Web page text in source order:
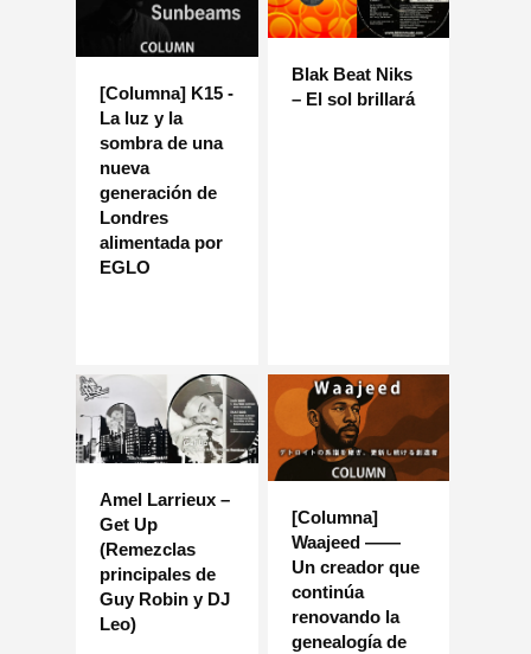
[Columna] K15 -
La luz y la
sombra de una
nueva
generación de
Londres
alimentada por
EGLO
Blak Beat Niks
– El sol brillará
Amel Larrieux –
Get Up
(Remezclas
principales de
Guy Robin y DJ
Leo)
[Columna]
Waajeed ——
Un creador que
continúa
renovando la
genealogía de